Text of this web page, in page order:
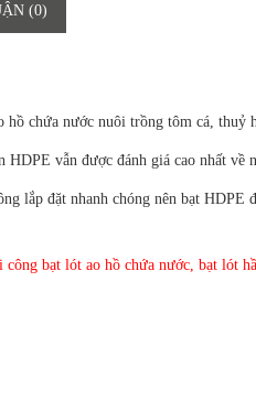
(0)
chứa nước nuôi trồng tôm cá, thuỷ
vẫn được đánh giá cao nhất về
lắp đặt nhanh chóng nên bạt HDPE
bạt lót ao hồ chứa nước, bạt lót